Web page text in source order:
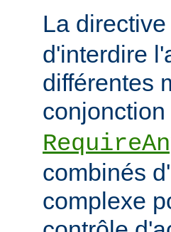
La directive
d'interdire
différentes
combinés
complexe